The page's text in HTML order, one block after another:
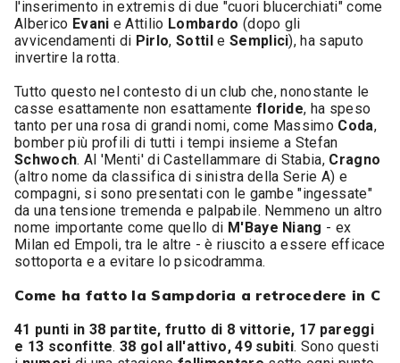
l'inserimento in extremis di due "cuori blucerchiati" come
Alberico Evani e Attilio Lombardo (dopo gli
avvicendamenti di Pirlo,Sottile Semplici), ha saputo
invertire la rotta.
Tutto questo nel contesto di un club che, nonostante le
casse esattamente non esattamente floride, ha speso
tanto per una rosa di grandi nomi, come Massimo Coda,
bomber più profili di tutti i tempi insieme a Stefan
Schwoch. Al 'Menti' di Castellammare di Stabia, Cragno
(altro nome da classifica di sinistra della Serie A) e
compagni, si sono presentati con le gambe "ingessate"
da una tensione tremenda e palpabile. Nemmeno un altro
nome importante come quello di M'Baye Niang - ex
Milan ed Empoli, tra le altre - è riuscito a essere efficace
sottoporta e a evitare lo psicodramma.
Come ha fatto la Sampdoria a retrocedere in C
41 punti in 38 partite, frutto di 8 vittorie, 17 pareggi
e 13 sconfitte.38 gol all'attivo, 49 subiti. Sono questi